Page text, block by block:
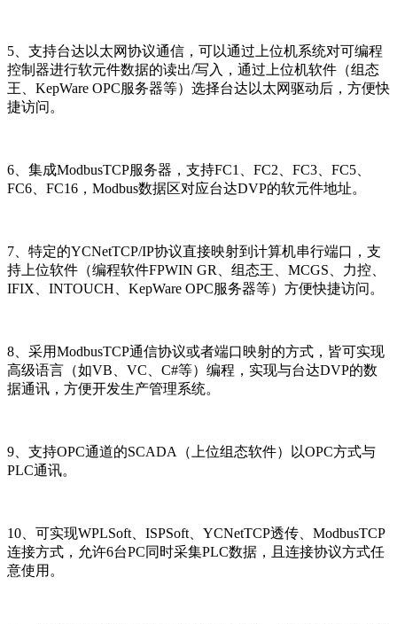
5、支持台达以太网协议通信，可以通过上位机系统对可编程
控制器进行软元件数据的读出/写入，通过上位机软件（组态
王、KepWare OPC服务器等）选择台达以太网驱动后，方便快
捷访问。
6、集成ModbusTCP服务器，支持FC1、FC2、FC3、FC5、
FC6、FC16，Modbus数据区对应台达DVP的软元件地址。
7、特定的YCNetTCP/IP协议直接映射到计算机串行端口，支
持上位软件（编程软件FPWIN GR、组态王、MCGS、力控、
IFIX、INTOUCH、KepWare OPC服务器等）方便快捷访问。
8、采用ModbusTCP通信协议或者端口映射的方式，皆可实现
高级语言（如VB、VC、C#等）编程，实现与台达DVP的数
据通讯，方便开发生产管理系统。
9、支持OPC通道的SCADA（上位组态软件）以OPC方式与
PLC通讯。
10、可实现WPLSoft、ISPSoft、YCNetTCP透传、ModbusTCP
连接方式，允许6台PC同时采集PLC数据，且连接协议方式任
意使用。